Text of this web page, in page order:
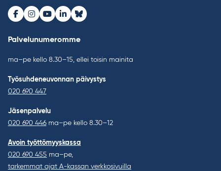
Facebook
Instagram
Youtube
LinkedInBluesky
Palvelunumeromme
ma–pe kello 8.30–15, ellei toisin mainita
Työsuhdeneuvonnan päivystys
020 690 447
Jäsenpalvelu
020 690 446 ma–pe kello 8.30–12
Avoin työttömyyskassa
020 690 455 ma–pe,
tarkemmat ajat A-kassan verkkosivuilla